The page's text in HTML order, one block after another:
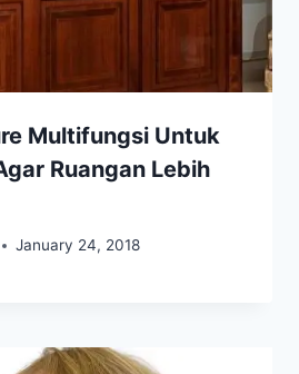
Multifungsi Untuk
Ruangan Lebih
January 24, 2018